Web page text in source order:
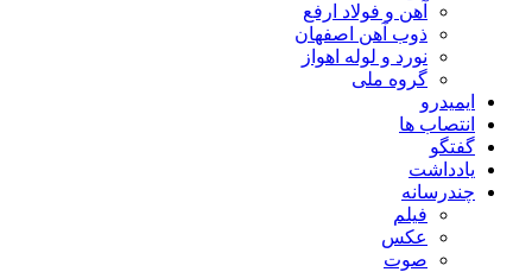
آهن و فولاد ارفع
ذوب آهن اصفهان
نورد و لوله اهواز
گروه ملی
ایمیدرو
انتصاب ها
گفتگو
یادداشت
چندرسانه
فیلم
عکس
صوت